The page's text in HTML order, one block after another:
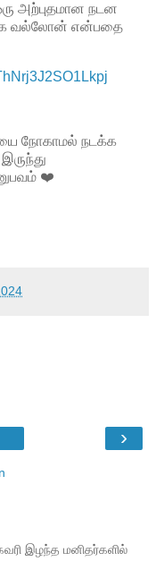
அற்புதமான நடன
வல்லோன் என்பதை
நோகாமல் நடக்க
❤️
›
இழந்த மனிதர்களில்